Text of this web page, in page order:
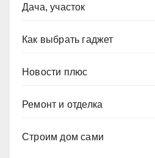
Дача, участок
Как выбрать гаджет
Новости плюс
Ремонт и отделка
Строим дом сами